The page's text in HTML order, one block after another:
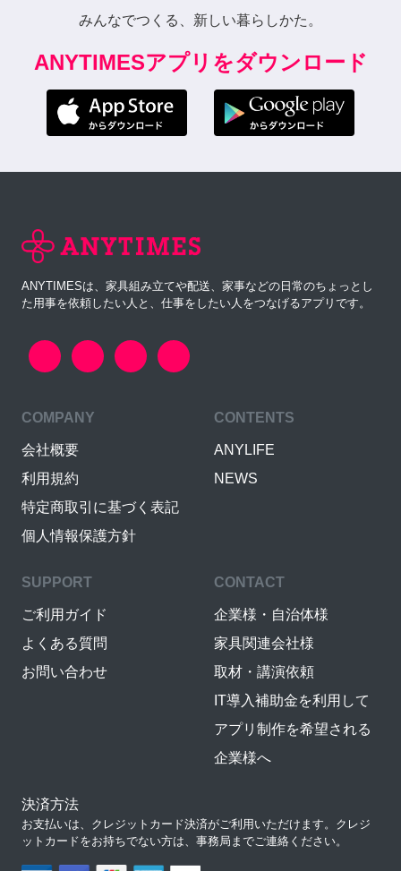
みんなでつくる、新しい暮らしかた。
ANYTIMESアプリをダウンロード
ANYTIMESは、家具組み立てや配送、家事などの日常のちょっとし
た用事を依頼したい人と、仕事をしたい人をつなげるアプリです。
COMPANY
会社概要
利用規約
特定商取引に基づく表記
個人情報保護方針
CONTENTS
ANYLIFE
NEWS
SUPPORT
ご利用ガイド
よくある質問
お問い合わせ
CONTACT
企業様・自治体様
家具関連会社様
取材・講演依頼
IT導入補助金を利用して
アプリ制作を希望される
企業様へ
決済方法
お支払いは、クレジットカード決済がご利用いただけます。クレジ
ットカードをお持ちでない方は、事務局までご連絡ください。